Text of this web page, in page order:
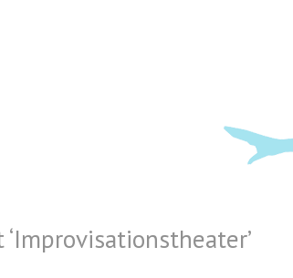
Improvisationstheater’